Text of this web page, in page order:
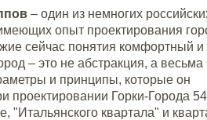
– один из немногих
опыт проектирования
сейчас понятия комфортный и
– это не абстракция, а весьма
и принципы, которые он
проектировании Горки-Города
"Итальянского квартала" и